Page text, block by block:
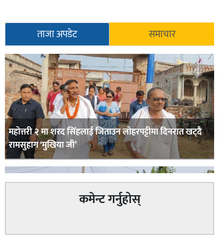
ताजा अपडेट समाचार
महोत्तरी २ मा शरद सिंहलाई जिताउन लोहरपट्टीमा दिनरात खट्दै
रामसुहाग ‘मुखिया जी’
कमेन्ट गर्नुहोस्